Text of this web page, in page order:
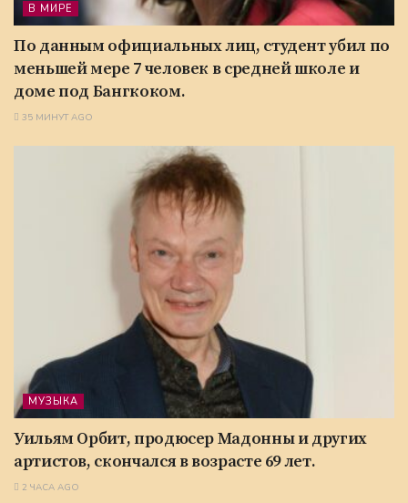
В МИРЕ
По данным официальных лиц, студент убил по
меньшей мере 7 человек в средней школе и
доме под Бангкоком.
35 МИНУТ AGO
МУЗЫКА
Уильям Орбит, продюсер Мадонны и других
артистов, скончался в возрасте 69 лет.
2 ЧАСА AGO